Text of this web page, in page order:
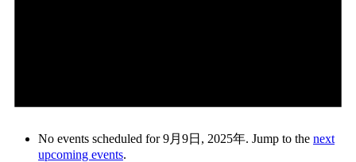
No events scheduled for 9月9日, 2025年. Jump to the next
upcoming events.